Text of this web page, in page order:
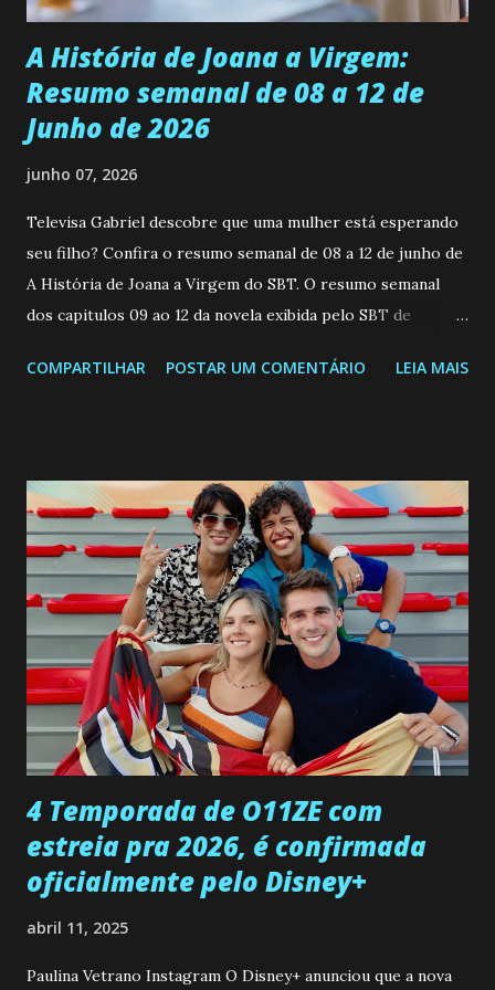
A História de Joana a Virgem:
Resumo semanal de 08 a 12 de
Junho de 2026
junho 07, 2026
Televisa Gabriel descobre que uma mulher está esperando
seu filho? Confira o resumo semanal de 08 a 12 de junho de
A História de Joana a Virgem do SBT. O resumo semanal
dos capitulos 09 ao 12 da novela exibida pelo SBT de
a Programação Semanal do SBT de 08/06/26 a 14/06/26
confessa a Gabriel que ele demonstrou ser o tipo de
pessoa que ela tanto desejou durante toda a vida. Camila
entra no quarto de Gabriel e imagina como seria o
encontro deles, quando conseguir seduzi-lo. Manuel avisa a
Paula sobre a suposta infidelidade de Gabriel com Joana.
Rogerio consegue se livrar de todas as suspeitas pelo
desaparecimento de Francisco, apontando que ele poderia
ter sido vítima da fúria de Gabriel. Artur informa a Gabriel
que a clínica inseminou por engano outra paciente, que está
...
COMPARTILHAR POSTAR UM COMENTÁRIO LEIA MAIS
4 Temporada de O11ZE com
estreia pra 2026, é confirmada
oficialmente pelo Disney+
abril 11, 2025
Paulina Vetrano Instagram O Disney+ anunciou que a nova